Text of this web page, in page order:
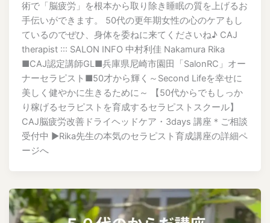
術で「脳疲労」を根本から取り除き睡眠の質を上げるお
手伝いができます。 50代の更年期女性の心のケアもし
ているのでぜひ、身体を委ねに来てくださいね♪ CAJ
therapist ::: SALON INFO 中村利佳 Nakamura Rika
■CAJ認定講師GL■兵庫県尼崎市園田「SalonRC」オー
ナーセラピスト■50才から輝く～Second Lifeを幸せに
美しく健やかに生きるために～ 【50代からでもしっか
り稼げるセラピストを育成するセラピストスクール】
CAJ脳疲労改善ドライヘッドケア・3days 講座＊ご相談
受付中 ▶︎Rika先生の本気のセラピスト育成講座の詳細ペ
ージへ